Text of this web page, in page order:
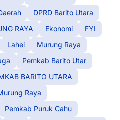
DPRD Barito Utara
RAYA Ekonomi
FYI
Lahei
Murung Raya
Pemkab Barito Utar
BARITO UTARA
Raya
Pemkab Puruk Cahu